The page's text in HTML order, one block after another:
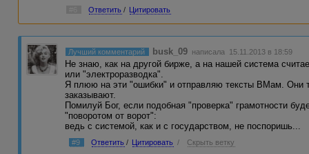
Ответить / Цитировать
Лучший комментарий busk_09 написала 15.11.2013 в 18:59
Не знаю, как на другой бирже, а на нашей система
или "электроразводка".
Я плюю на эти "ошибки" и отправляю тексты ВМам. Они
заказывают.
Помилуй Бог, если подобная "проверка" грамотности
"поворотом от ворот":
ведь с системой, как и с государством, не поспоришь...
#9 Ответить / Цитировать / Скрыть ветку